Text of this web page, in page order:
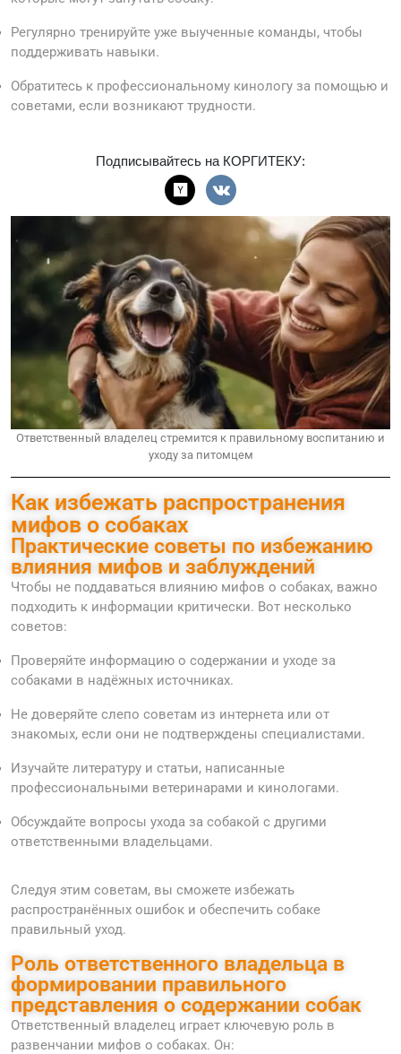
Регулярно тренируйте уже выученные команды, чтобы
поддерживать навыки.
Обратитесь к профессиональному кинологу за помощью и
советами, если возникают трудности.
Подписывайтесь на КОРГИТЕКУ:
Ответственный владелец стремится к правильному воспитанию и
уходу за питомцем
Как избежать распространения
мифов о собаках
Практические советы по избежанию
влияния мифов и заблуждений
Чтобы не поддаваться влиянию мифов о собаках, важно
подходить к информации критически. Вот несколько
советов:
Проверяйте информацию о содержании и уходе за
собаками в надёжных источниках.
Не доверяйте слепо советам из интернета или от
знакомых, если они не подтверждены специалистами.
Изучайте литературу и статьи, написанные
профессиональными ветеринарами и кинологами.
Обсуждайте вопросы ухода за собакой с другими
ответственными владельцами.
Следуя этим советам, вы сможете избежать
распространённых ошибок и обеспечить собаке
правильный уход.
Роль ответственного владельца в
формировании правильного
представления о содержании собак
Ответственный владелец играет ключевую роль в
развенчании мифов о собаках. Он: